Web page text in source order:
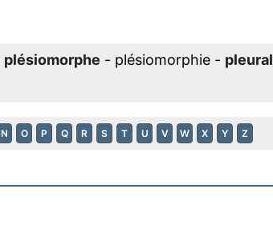
plésiomorphe - plésiomorphie - pleural
N O P Q R S T U V W X Y Z